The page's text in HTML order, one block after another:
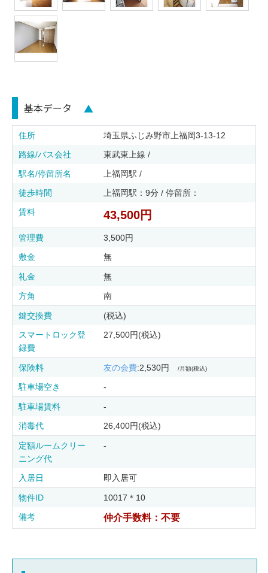
基本データ ▲
住所
埼玉県ふじみ野市上福岡3-13-12
路線/バス会社
東武東上線 /
駅名/停留所名
上福岡駅 /
徒歩時間
上福岡駅：9分 / 停留所：
賃料
43,500円
管理費
3,500円
敷金
無
礼金
無
方角
南
鍵交換費
(税込)
スマートロック登
録費
27,500円(税込)
保険料 友の会費:2,530円/月額(税込)
駐車場空き -
駐車場賃料
-
消毒代
26,400円(税込)
定額ルームクリー
ニング代
-
入居日 即入居可
物件ID
10017＊10
備考
仲介手数料：不要